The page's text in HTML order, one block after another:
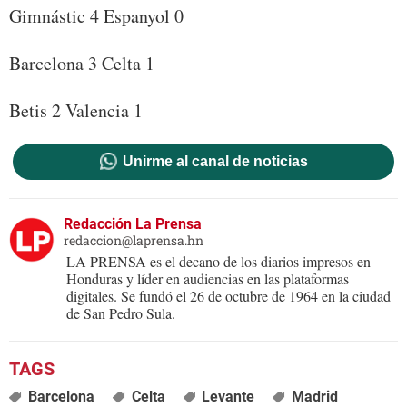
Gimnástic 4 Espanyol 0
Barcelona 3 Celta 1
Betis 2 Valencia 1
Unirme al canal de noticias
Redacción La Prensa
redaccion@laprensa.hn
LA PRENSA es el decano de los diarios impresos en
Honduras y líder en audiencias en las plataformas
digitales. Se fundó el 26 de octubre de 1964 en la ciudad
de San Pedro Sula.
Barcelona Celta Levante
Madrid